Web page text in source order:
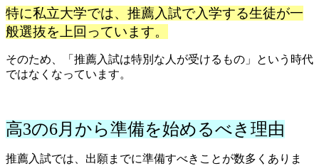
特に私立大学では、推薦入試で入学する生徒が一
般選抜を上回っています。
そのため、「推薦入試は特別な人が受けるもの」という時代
ではなくなっています。
高3の6月から準備を始めるべき理由
推薦入試では、出願までに準備すべきことが数多くありま